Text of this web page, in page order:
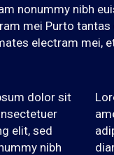
nonummy nibh
mei Purto
electram mei,
dolor sit
elit, sed
nibh